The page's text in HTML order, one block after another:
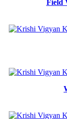
Field